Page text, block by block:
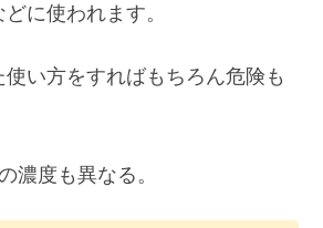
どに使われます。
い方をすればもちろん危険も
濃度も異なる。